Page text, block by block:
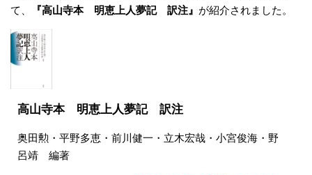
て、
『高山寺本 明恵上人夢記 訳注』 が紹介されました。
高山寺本 明恵上人夢記 訳注
奥田勲・平野多恵・前川健一・立木宏哉・小宮俊海・野
呂靖 編著